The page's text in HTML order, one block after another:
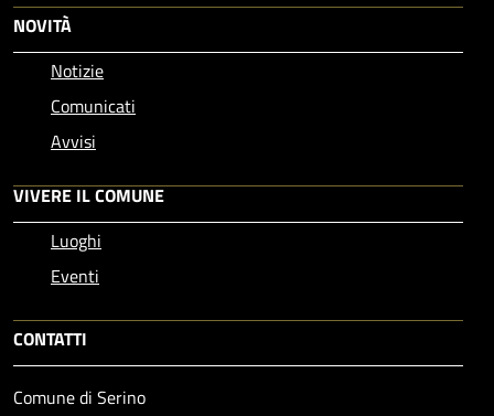
NOVITÀ
Notizie
Comunicati
Avvisi
VIVERE IL COMUNE
Luoghi
Eventi
CONTATTI
Comune di Serino